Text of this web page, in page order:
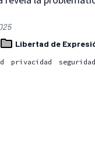
Libertad de
privacidad